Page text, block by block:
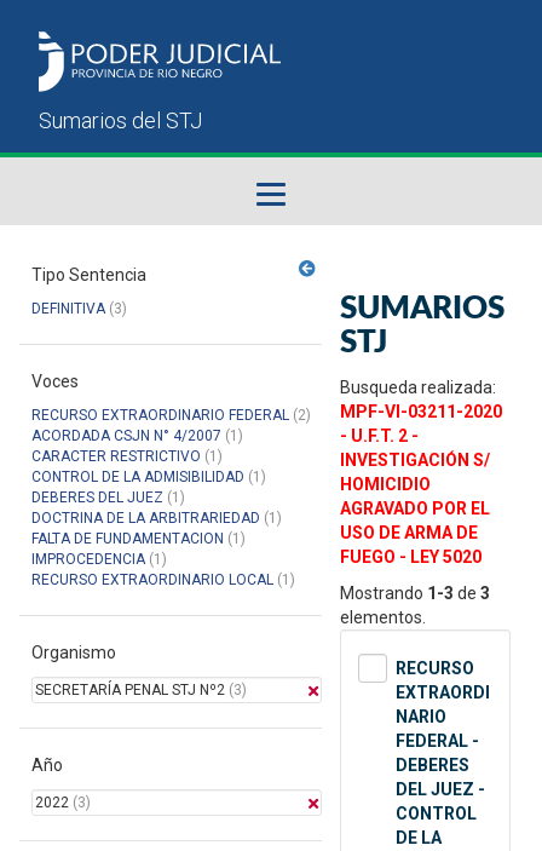
Sumarios del STJ
Manual del Usuario
Tipo Sentencia
DEFINITIVA(3)
Voces
RECURSO EXTRAORDINARIO FEDERAL (2)
ACORDADA CSJN N° 4/2007 (1)
CARACTER RESTRICTIVO (1)
CONTROL DE LA ADMISIBILIDAD (1)
DEBERES DEL JUEZ (1)
DOCTRINA DE LA ARBITRARIEDAD (1)
FALTA DE FUNDAMENTACION (1)
IMPROCEDENCIA(1)
RECURSO EXTRAORDINARIO LOCAL (1)
Organismo
SECRETARÍA PENAL STJ Nº2 (3)
Año
2022 (3)
SUMARIOS
STJ
Busqueda realizada:
MPF-VI-03211-2020
- U.F.T. 2 -
INVESTIGACIÓN S/
HOMICIDIO
AGRAVADO POR EL
USO DE ARMA DE
FUEGO - LEY 5020
Mostrando 1-3 de 3
elementos.
RECURSO
EXTRAORDI
NARIO
FEDERAL -
DEBERES
DEL JUEZ -
CONTROL
DE LA